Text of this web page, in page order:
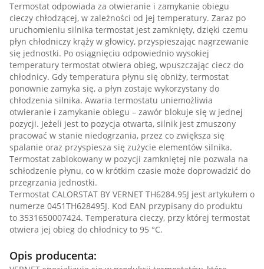
Termostat odpowiada za otwieranie i zamykanie obiegu
cieczy chłodzącej, w zależności od jej temperatury. Zaraz po
uruchomieniu silnika termostat jest zamknięty, dzięki czemu
płyn chłodniczy krąży w głowicy, przyspieszając nagrzewanie
się jednostki. Po osiągnięciu odpowiednio wysokiej
temperatury termostat otwiera obieg, wpuszczając ciecz do
chłodnicy. Gdy temperatura płynu się obniży, termostat
ponownie zamyka się, a płyn zostaje wykorzystany do
chłodzenia silnika. Awaria termostatu uniemożliwia
otwieranie i zamykanie obiegu – zawór blokuje się w jednej
pozycji. Jeżeli jest to pozycja otwarta, silnik jest zmuszony
pracować w stanie niedogrzania, przez co zwiększa się
spalanie oraz przyspiesza się zużycie elementów silnika.
Termostat zablokowany w pozycji zamkniętej nie pozwala na
schłodzenie płynu, co w krótkim czasie może doprowadzić do
przegrzania jednostki.
Termostat CALORSTAT BY VERNET TH6284.95J jest artykułem o
numerze 0451TH628495J. Kod EAN przypisany do produktu
to 3531650007424. Temperatura cieczy, przy której termostat
otwiera jej obieg do chłodnicy to 95 °C.
Opis producenta: